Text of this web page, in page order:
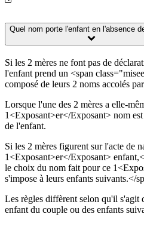
Quel nom porte l'enfant en l'absence
Si les 2 mères ne font pas de
l'enfant prend un <span
composé de leurs 2 noms accolés
Lorsque l'une des 2 mères a elle-
1<Exposant>er</Exposant> nom
de l'enfant.
Si les 2 mères figurent sur l'acte de
1<Exposant>er</Exposant>
le choix du nom fait pour ce
s'impose à leurs enfants suivants.</
Les règles diffèrent selon qu'il
enfant du couple ou des enfants